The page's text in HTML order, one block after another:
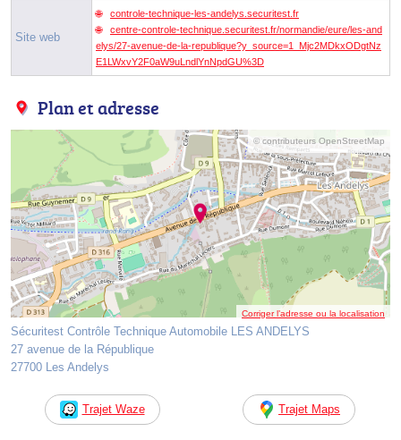
Site web
controle-technique-les-andelys.securitest.fr
centre-controle-technique.securitest.fr/normandie/eure/les-and
elys/27-avenue-de-la-republique?y_source=1_Mjc2MDkxODgtNz
E1LWxvY2F0aW9uLndlYnNpdGU%3D
Plan et adresse
© contributeurs OpenStreetMap
Corriger l’adresse ou la localisation
Sécuritest Contrôle Technique Automobile LES ANDELYS
27 avenue de la République
27700 Les Andelys
Trajet Waze Trajet Maps